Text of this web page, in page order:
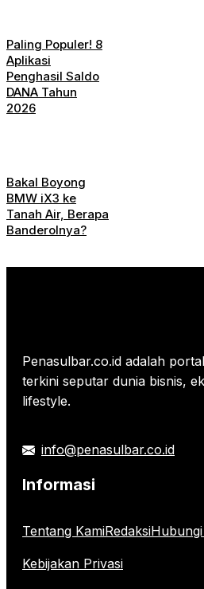
Paling Populer! 8
Aplikasi
Penghasil Saldo
DANA Tahun
2026
Bakal Boyong
BMW iX3 ke
Tanah Air, Berapa
Banderolnya?
Penasulbar.co.id adalah
terkini seputar dunia bisnis,
lifestyle.
info@penasulbar.co.id
Informasi
Tentang KamiRedaksi
Kebijakan Privasi